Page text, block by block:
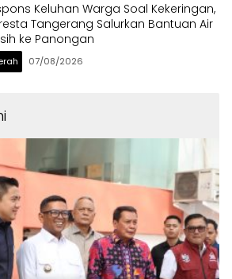
Keluhan Warga Soal Kekeringan,
Tangerang Salurkan Bantuan Air
ke Panongan
07/08/2026